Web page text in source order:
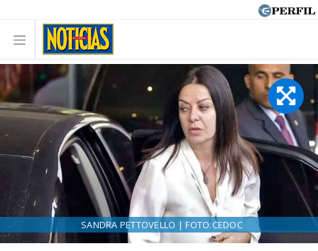
SANDRA PETTOVELLO | FOTO:CEDOC